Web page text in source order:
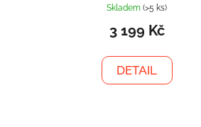
Skladem(>5 ks)
3 199 Kč
DETAIL